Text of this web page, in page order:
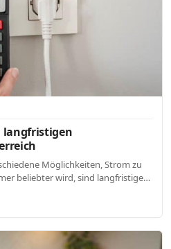
langfristigen
Möglichkeiten, Strom zu
beliebter wird, sind langfristige…